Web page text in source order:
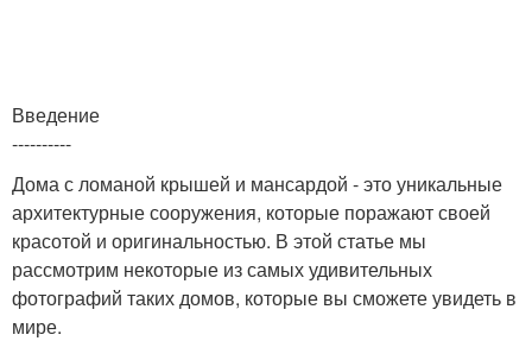
Введение
----------
Дома с ломаной крышей и мансардой - это уникальные
архитектурные сооружения, которые поражают своей
красотой и оригинальностью. В этой статье мы
рассмотрим некоторые из самых удивительных
фотографий таких домов, которые вы сможете увидеть в
мире.